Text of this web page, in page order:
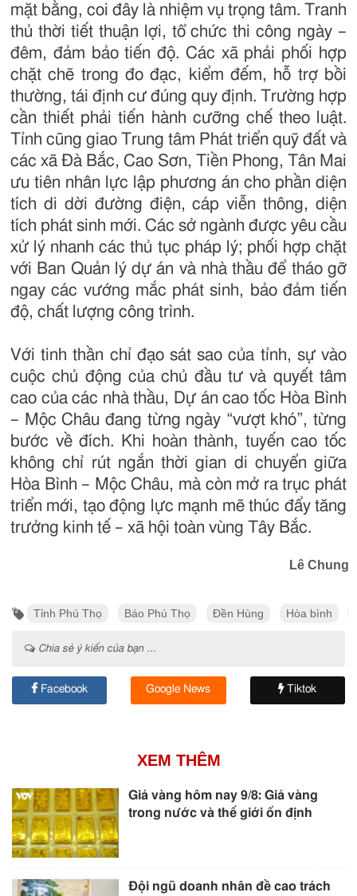
mặt bằng, coi đây là nhiệm vụ trọng tâm. Tranh
thủ thời tiết thuận lợi, tổ chức thi công ngày –
đêm, đảm bảo tiến độ. Các xã phải phối hợp
chặt chẽ trong đo đạc, kiểm đếm, hỗ trợ bồi
thường, tái định cư đúng quy định. Trường hợp
cần thiết phải tiến hành cưỡng chế theo luật.
Tỉnh cũng giao Trung tâm Phát triển quỹ đất và
các xã Đà Bắc, Cao Sơn, Tiền Phong, Tân Mai
ưu tiên nhân lực lập phương án cho phần diện
tích di dời đường điện, cáp viễn thông, diện
tích phát sinh mới. Các sở ngành được yêu cầu
xử lý nhanh các thủ tục pháp lý; phối hợp chặt
với Ban Quản lý dự án và nhà thầu để tháo gỡ
ngay các vướng mắc phát sinh, bảo đảm tiến
độ, chất lượng công trình.
Với tinh thần chỉ đạo sát sao của tỉnh, sự vào
cuộc chủ động của chủ đầu tư và quyết tâm
cao của các nhà thầu, Dự án cao tốc Hòa Bình
– Mộc Châu đang từng ngày “vượt khó”, từng
bước về đích. Khi hoàn thành, tuyến cao tốc
không chỉ rút ngắn thời gian di chuyển giữa
Hòa Bình – Mộc Châu, mà còn mở ra trục phát
triển mới, tạo động lực mạnh mẽ thúc đẩy tăng
trưởng kinh tế – xã hội toàn vùng Tây Bắc.
Lê Chung
Tỉnh Phú Thọ Báo Phú Thọ Đền Hùng Hòa bình
Chia sẻ ý kiến của bạn ...
Facebook Google News Tiktok
XEM THÊM
Giá vàng hôm nay 9/8: Giá vàng
trong nước và thế giới ổn định
Đội ngũ doanh nhân đề cao trách